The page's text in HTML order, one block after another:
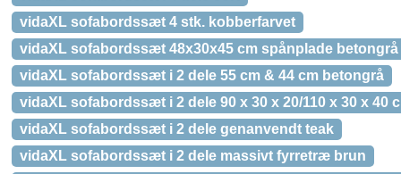
vidaXL sofabordssæt 4 stk. kobberfarvet
vidaXL sofabordssæt 48x30x45 cm spånplade betongrå
vidaXL sofabordssæt i 2 dele 55 cm & 44 cm betongrå
vidaXL sofabordssæt i 2 dele 90 x 30 x 20/110 x 30 x 40
vidaXL sofabordssæt i 2 dele genanvendt teak
vidaXL sofabordssæt i 2 dele massivt fyrretræ brun